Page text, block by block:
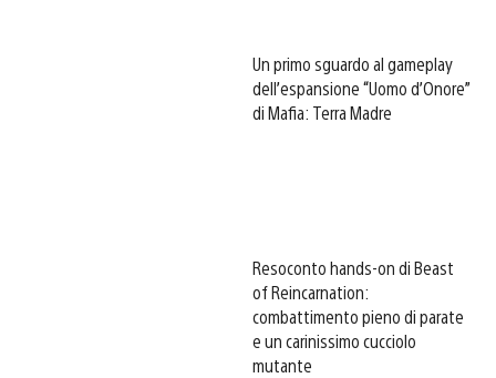
Un primo sguardo al gameplay
dell’espansione “Uomo d’Onore”
di Mafia: Terra Madre
Resoconto hands-on di Beast
of Reincarnation:
combattimento pieno di parate
e un carinissimo cucciolo
mutante